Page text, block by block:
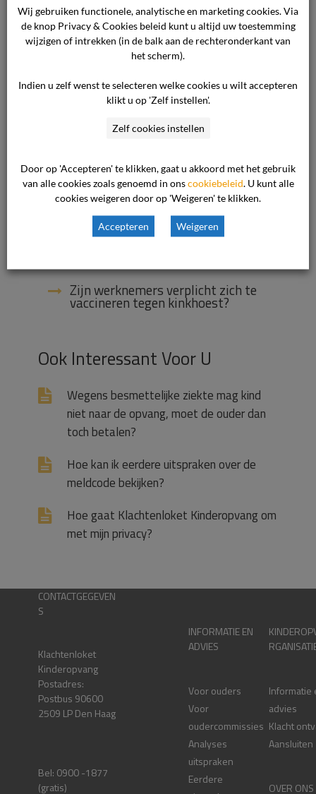
Hoe kan ik eerdere uitspraken over
de meldcode bekijken?
Kinderopvang om met mijn privacy?
jaaropgave te verstrekken?
De kassiersfunctie van het
gastouderbureau, wat houdt dat in?
Is een oudercommissie verplicht?
Als gastouder bij een vraagouder
Zijn werknemers verplicht zich te
vaccineren tegen kinkhoest?
Ook Interessant Voor U
Wegens besmettelijke ziekte mag kind
niet naar de opvang, moet de ouder dan
toch betalen?
Hoe kan ik eerdere uitspraken over de
meldcode bekijken?
Hoe gaat Klachtenloket Kinderopvang om
met mijn privacy?
CONTACTGEGEVEN
S
Klachtenloket
Kinderopvang
Postadres:
Postbus 90600
2509 LP Den Haag
Bel: 0900 -1877
(gratis)
INFORMATIE EN
ADVIES
Voor ouders
Voor
oudercommissies
Analyses
uitspraken
Eerdere
Informatie
advies
Klacht
Aansluiten
OVER ONS
Wij gebruiken functionele, analytische en marketing cookies. Via
de knop Privacy & Cookies beleid kunt u altijd uw toestemming
wijzigen of intrekken (in de balk aan de rechteronderkant van
het scherm).
Indien u zelf wenst te selecteren welke cookies u wilt accepteren
klikt u op 'Zelf instellen'.
Zelf cookies instellen
Door op 'Accepteren' te klikken, gaat u akkoord met het gebruik
van alle cookies zoals genoemd in onscookiebeleid. U kunt alle
cookies weigeren door op 'Weigeren' te klikken.
Accepteren Weigeren